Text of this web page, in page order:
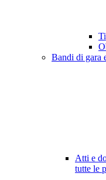
Bandi di gara
Atti e
tutte le